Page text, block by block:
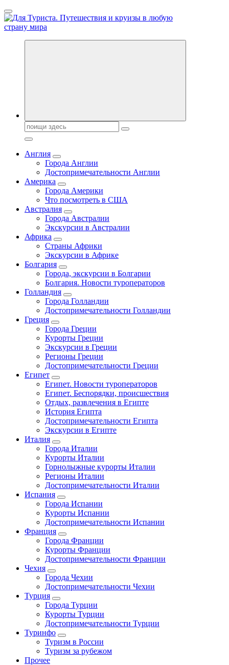
Перейти
к
содержанию
Новости туризма, куда поехать на отдых, где провести отпуск.
Поиск:
Англия
Города Англии
Достопримечательности Англии
Америка
Города Америки
Что посмотреть в США
Австралия
Города Австралии
Экскурсии в Австралии
Африка
Страны Африки
Экскурсии в Африке
Болгария
Города, экскурсии в Болгарии
Болгария. Новости туроператоров
Голландия
Города Голландии
Достопримечательности Голландии
Греция
Города Греции
Курорты Греции
Экскурсии в Греции
Регионы Греции
Достопримечательности Греции
Египет
Египет. Новости туроператоров
Египет. Беспорядки, происшествия
Отдых, развлечения в Египте
История Египта
Достопримечательности Египта
Экскурсии в Египте
Италия
Города Италии
Курорты Италии
Горнолыжные курорты Италии
Регионы Италии
Достопримечательности Италии
Испания
Города Испании
Курорты Испании
Достопримечательности Испании
Франция
Города Франции
Курорты Франции
Достопримечательности Франции
Чехия
Города Чехии
Достопримечательности Чехии
Турция
Города Турции
Курорты Турции
Достопримечательности Турции
Туринфо
Туризм в России
Туризм за рубежом
Прочее